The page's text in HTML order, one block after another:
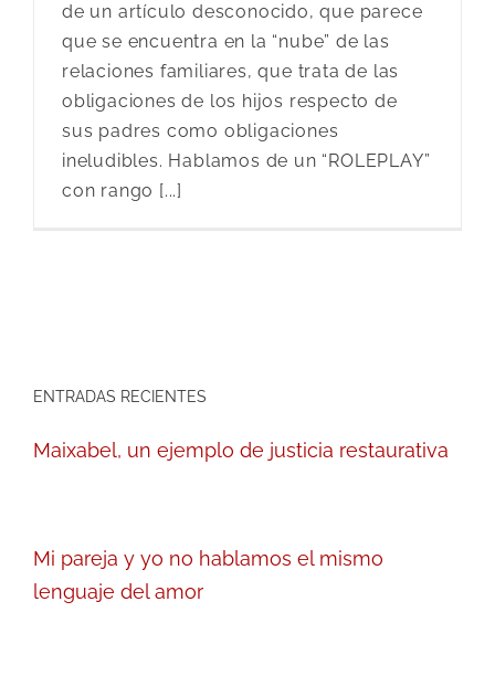
de un artículo desconocido, que parece
que se encuentra en la “nube” de las
relaciones familiares, que trata de las
obligaciones de los hijos respecto de
sus padres como obligaciones
ineludibles. Hablamos de un “ROLEPLAY”
con rango [...]
ENTRADAS RECIENTES
Maixabel, un ejemplo de justicia restaurativa
Mi pareja y yo no hablamos el mismo
lenguaje del amor